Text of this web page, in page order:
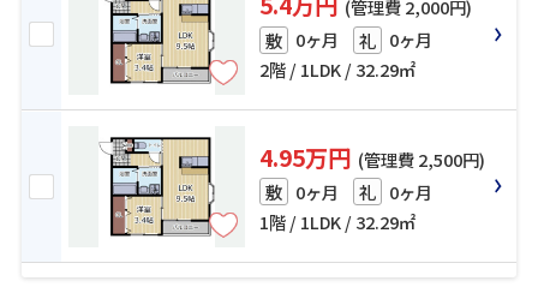
(管理費 2,000円)
敷 0ヶ月 礼 0ヶ月
2階 / 1LDK / 32.29㎡
4.95万円 (管理費 2,500円)
敷 0ヶ月 礼 0ヶ月
1階 / 1LDK / 32.29㎡